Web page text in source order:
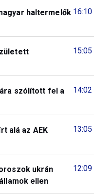
16:10
haltermelők
15:05
14:02
szólított fel a
13:05
alá az AEK
12:09
ukrán
ellen